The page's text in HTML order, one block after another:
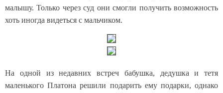
малышу. Только через суд они смогли получить возможность
хоть иногда видеться с мальчиком.
На одной из недавних встреч бабушка, дедушка и тетя
маленького Платона решили подарить ему подарки, однако